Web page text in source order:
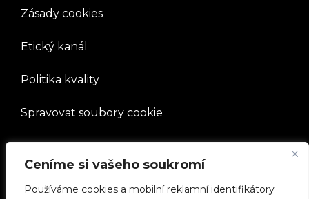
Ceníme si vašeho soukromí
Používáme cookies a mobilní reklamní identifikátory
Zásady cookies
Etický kanál
Politika kvality
Spravovat soubory cookie
SPOLEČNOST
Pracovat s námi